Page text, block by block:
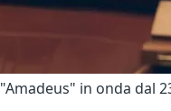
in onda dal